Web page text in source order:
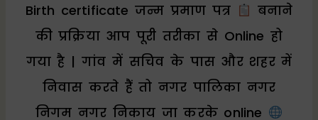
Birth certificate जन्म प्रमाण पत्र
बनाने
की प्रक्रिया आप पूरी तरीका से Online हो
गया है | गांव में सचिव के पास और शहर में
निवास करते हैं तो नगर पालिका नगर
निगम नगर निकाय जा करके online